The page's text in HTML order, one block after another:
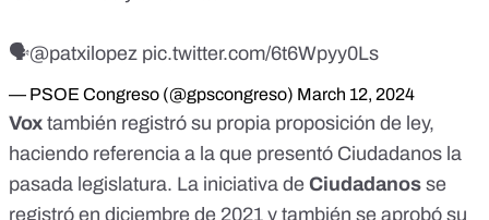
🗣️@patxilopez pic.twitter.com/6t6Wpyy0Ls
— PSOE Congreso (@gpscongreso) March 12, 2024
Vox también registró su propia proposición de ley,
haciendo referencia a la que presentó Ciudadanos la
pasada legislatura. La iniciativa de Ciudadanos se
registró en diciembre de 2021 y también se aprobó su